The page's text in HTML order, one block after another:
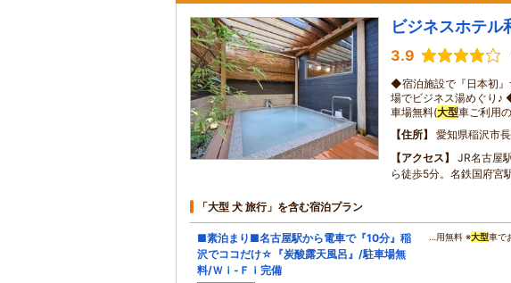
ビジネスホテル
3.9
◆宿泊施設で『日本初
場でビジネス湯めぐり
車場無料(大型車ご利用
住所
愛知県稲沢市
アクセス
JR名古屋
ら徒歩5分。名鉄国府宮
「大型 犬 旅行」を含む宿泊プラン
■素泊まり■名古屋駅から電車で『10分』稲
沢でココだけ☆『炭酸露天風呂』/駐車場無
料/Ｗｉ-Ｆｉ完備
…用無料 ※大型車で